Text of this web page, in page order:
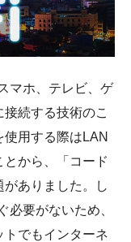
マホ、テレビ、ゲ
続する技術のこ
用する際はLAN
から、「コード
ありました。し
必要がないため、
でもインターネ